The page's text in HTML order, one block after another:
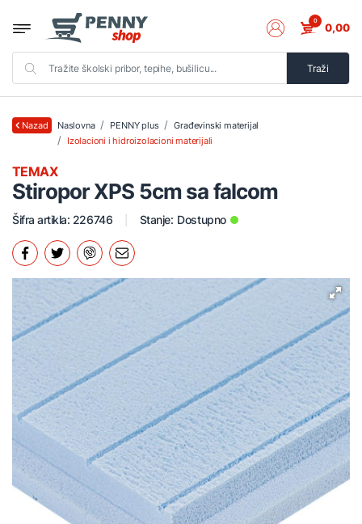
Traži
0 0,00
Nazad Naslovna PENNY plus
Građevinski materijal
Izolacioni i hidroizolacioni materijali
Stiropor XPS 5cm sa falcom
TEMAX
Šifra artikla: 226746 Stanje: Dostupno